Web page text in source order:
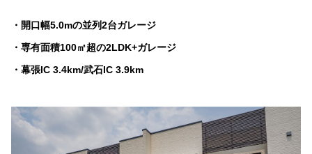
開口幅5.0mの並列2台ガレージ
専有面積100㎡超の2LDK+ガレージ
幕張IC 3.4km/武石IC 3.9km